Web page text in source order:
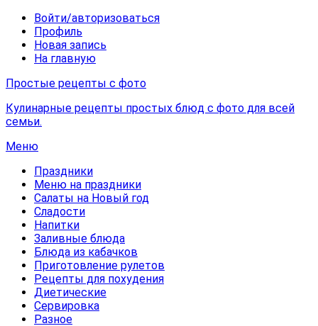
Войти/авторизоваться
Профиль
Новая запись
На главную
Простые рецепты с фото
Кулинарные рецепты простых блюд с фото для всей
семьи.
Меню
Праздники
Меню на праздники
Салаты на Новый год
Сладости
Напитки
Заливные блюда
Блюда из кабачков
Приготовление рулетов
Рецепты для похудения
Диетические
Сервировка
Разное